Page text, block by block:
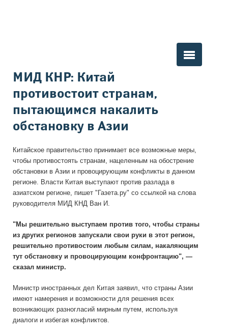
Вы здесь
МИД КНР: Китай
противостоит странам,
пытающимся накалить
обстановку в Азии
Китайское правительство принимает все возможные меры,
чтобы противостоять странам, нацеленным на обострение
обстановки в Азии и провоцирующим конфликты в данном
регионе. Власти Китая выступают против разлада в
азиатском регионе, пишет "Газета.ру" со ссылкой на слова
руководителя МИД КНД Ван И.
"Мы решительно выступаем против того, чтобы страны
из других регионов запускали свои руки в этот регион,
решительно противостоим любым силам, накаляющим
тут обстановку и провоцирующим конфронтацию", —
сказал министр.
Министр иностранных дел Китая заявил, что страны Азии
имеют намерения и возможности для решения всех
возникающих разногласий мирным путем, используя
диалоги и избегая конфликтов.